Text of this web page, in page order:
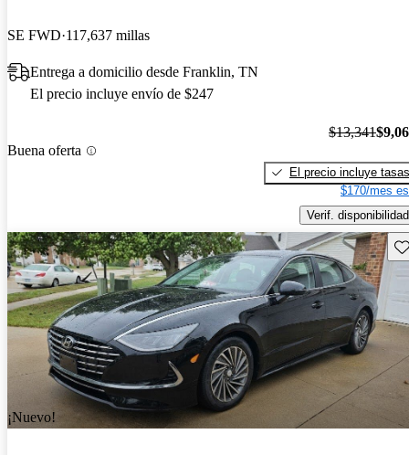
SE FWD 117,637 millas
Entrega a domicilio desde Franklin, TN
El precio incluye envío de $247
Buena oferta
$13,341
El precio incluye tasas
$170/mes
Verif. disponibilidad
¡Nuevo!